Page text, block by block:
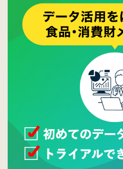
ご覧ください。
2015/10/19
ウレコンのサイ
プ。詳細はこち
2015/09/28
ウレコンが機能
しました。⇒
ウ
Facebookペー
ら。
ウレコンサイト